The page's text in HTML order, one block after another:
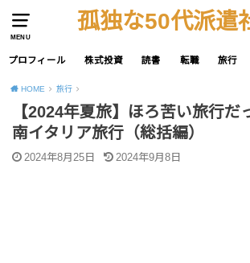
MENU
孤独な50代派遣
プロフィール 株式投資 読書 転職 旅行
HOME 旅行
【2024年夏旅】ほろ苦い旅行だ
南イタリア旅行（総括編）
2024年8月25日 2024年9月8日